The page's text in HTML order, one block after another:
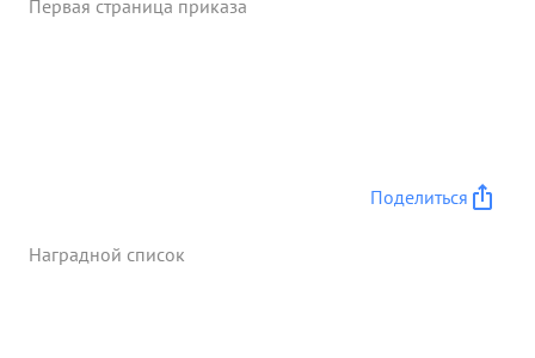
Первая страница приказа
Поделиться
Наградной список